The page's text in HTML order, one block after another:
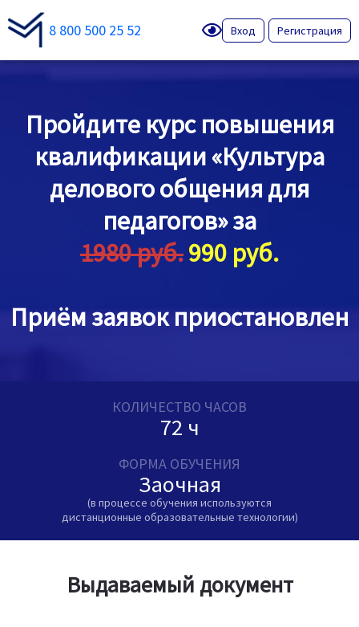
8 800 500 25 52 Вход Регистрация
Пройдите курс повышения
квалификации «Культура
делового общения для
педагогов» за
1980 руб.990 руб.
Приём заявок приостановлен
КОЛИЧЕСТВО ЧАСОВ
72 ч
ФОРМА ОБУЧЕНИЯ
Заочная
(в процессе обучения используются
дистанционные образовательные технологии)
Выдаваемый документ